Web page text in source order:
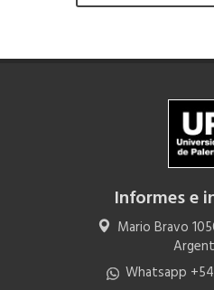
Informes e
Mario Bravo
Whatsapp